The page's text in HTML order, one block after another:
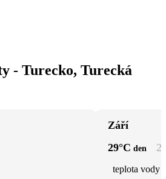
- Turecko, Turecká
Září
29°C den
teplota vody